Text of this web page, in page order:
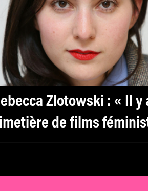
Zlotowski : « Il y
de films